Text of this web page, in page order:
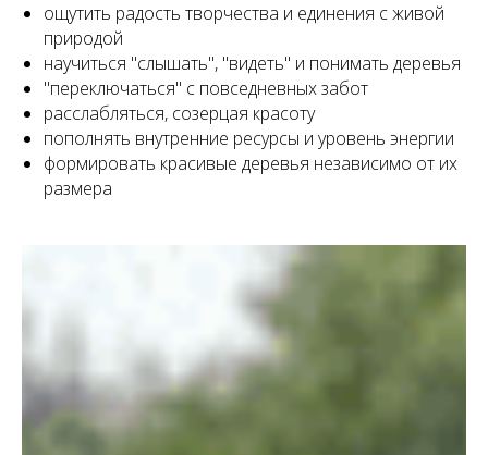
ощутить радость творчества и единения с живой
природой
научиться "слышать", "видеть" и понимать деревья
"переключаться" с повседневных забот
расслабляться, созерцая красоту
пополнять внутренние ресурсы и уровень энергии
формировать красивые деревья независимо от их
размера